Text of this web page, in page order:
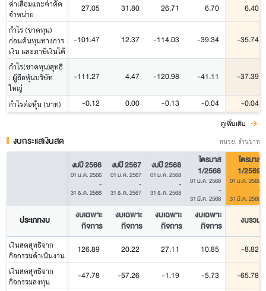
ค่าเสื่อมและค่าตัด
จำหน่าย
27.05 31.80 26.71 6.70 6.40
กำไร (ขาดทุน)
ก่อนต้นทุนทางการ
เงิน และภาษีเงินได้
-101.47 12.37 -114.03 -39.34 -35.74
กำไร(ขาดทุน)สุทธิ
: ผู้ถือหุ้นบริษัท
ใหญ่
-111.27 4.47 -120.98 -41.11 -37.39
กำไรต่อหุ้น (บาท) -0.12 0.00 -0.13 -0.04 -0.04
ดูเพิ่มเติม
งบกระแสเงินสด หน่วย: ล้านบาท
งบปี 2566
01 ม.ค. 2566
-
31 ธ.ค. 2566
งบปี 2567
01 ม.ค. 2567
-
31 ธ.ค. 2567
งบปี 2568
01 ม.ค. 2568
-
31 ธ.ค. 2568
ไตรมาส
1/2568
01 ม.ค. 2568
-
31 มี.ค. 2568
ไตรมาส
1/2569
01 ม.ค. 2569
-
31 มี.ค. 2569
ประเภทงบ
งบเฉพาะ
กิจการ
งบเฉพาะ
กิจการ
งบเฉพาะ
กิจการ
งบเฉพาะ
กิจการ
งบรวม
เงินสดสุทธิจาก
กิจกรรมดำเนินงาน
126.89 20.22 27.11 10.85 -8.82
เงินสดสุทธิจาก
กิจกรรมลงทุน
-47.78 -57.26 -1.19 -5.73 -65.78